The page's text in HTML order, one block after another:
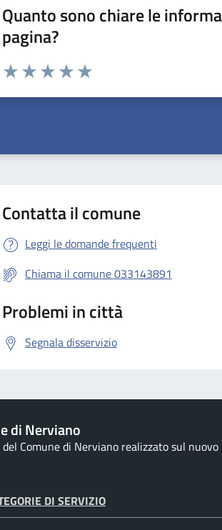
Quanto sono chiare le
pagina?
Valuta da 1 a 5 stelle la pagina
Contatta il comune
Leggi le domande frequenti
Chiama il comune 033143891
Problemi in città
Segnala disservizio
di Nerviano
Comune di Nerviano realizzato sul
DI SERVIZIO